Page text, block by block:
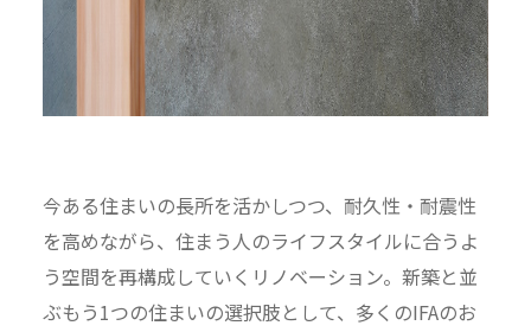
今ある住まいの長所を活かしつつ、耐久性・耐震性
を高めながら、住まう人のライフスタイルに合うよ
う空間を再構成していくリノベーション。新築と並
ぶもう1つの住まいの選択肢として、多くのIFAのお